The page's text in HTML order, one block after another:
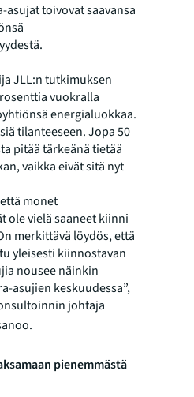
toivovat saavansa
JLL:n tutkimuksen
vuokralla
energialuokkaa.
tilanteeseen. Jopa 50
pitää tärkeänä tietää
vaikka eivät sitä nyt
monet
ole vielä saaneet kiinni
merkittävä löydös, että
yleisesti kiinnostavan
nousee näinkin
asujien keskuudessa”,
johtaja
pienemmästä